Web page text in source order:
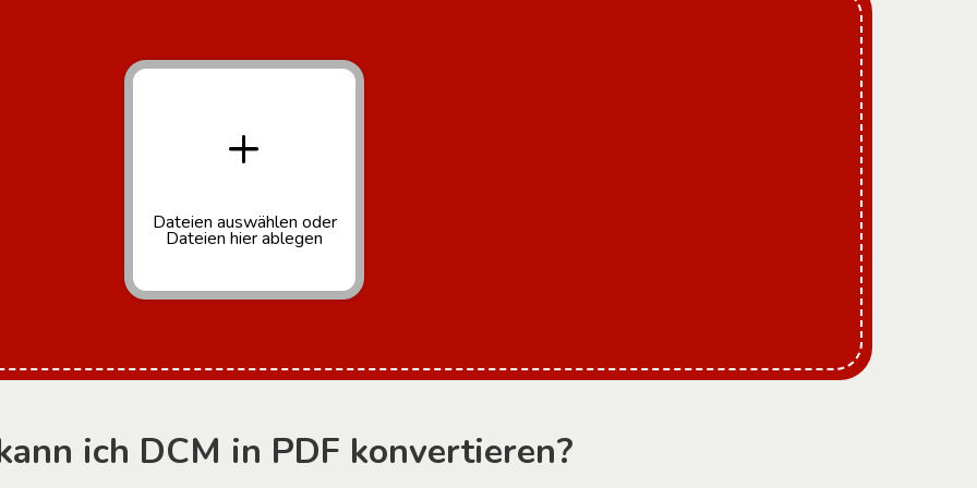
+
Dateien auswählen oder
Dateien hier ablegen
ich DCM in PDF konvertieren?